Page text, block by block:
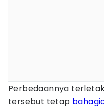
Perbedaannya
tersebut tetap